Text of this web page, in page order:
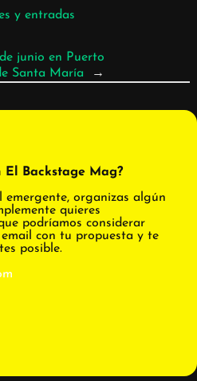
y entradas
junio en Puerto
Santa María
→
El Backstage Mag?
emergente, organizas algún
quieres
podríamos considerar
con tu propuesta y te
posible.